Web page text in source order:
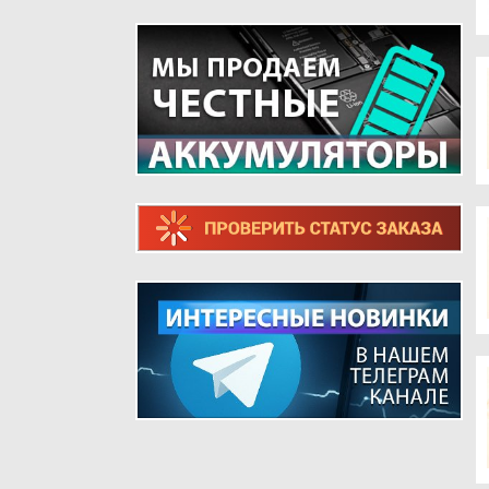
ШЛЕЙФЫ ДЛЯ РЕТРО ТЕЛЕФОНОВ